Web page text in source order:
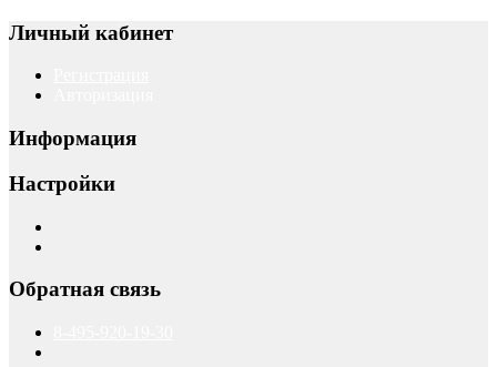
Личный кабинет
Информация
Настройки
Обратная связь